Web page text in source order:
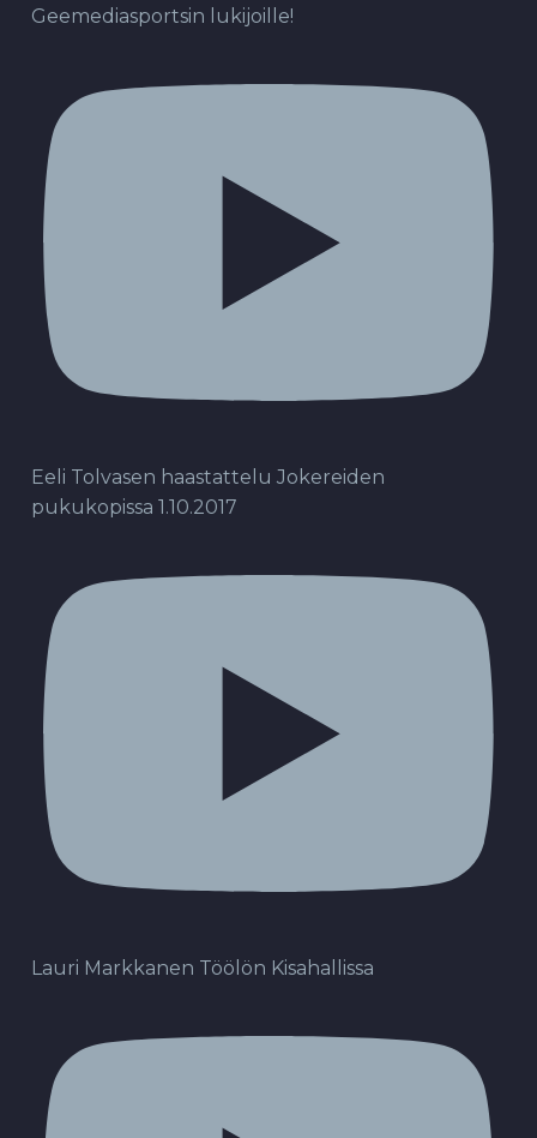
Geemediasportsin lukijoille!
Eeli Tolvasen haastattelu Jokereiden
pukukopissa 1.10.2017
Lauri Markkanen Töölön Kisahallissa